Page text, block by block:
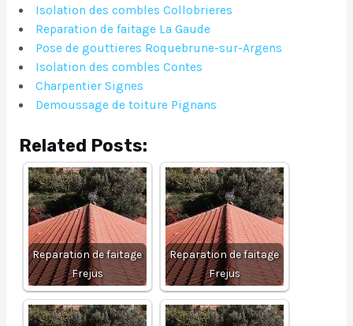
Isolation des combles Collobrieres
Reparation de faitage La Gaude
Pose de gouttieres Roquebrune-sur-Argens
Isolation des combles Contes
Charpentier Signes
Demoussage de toiture Pignans
Related Posts:
Reparation de faitage
Frejus
Reparation de faitage
Frejus